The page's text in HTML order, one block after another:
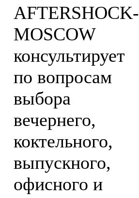
AFTERSHOCK-
MOSCOW
консультирует
по вопросам
выбора
вечернего,
коктельного,
выпускного,
офисного и